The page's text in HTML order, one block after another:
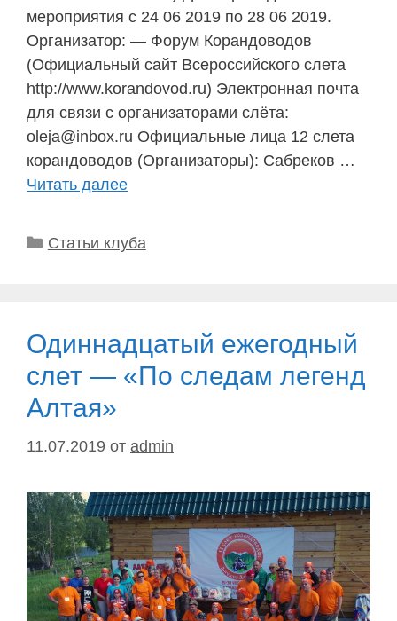
мероприятия с 24 06 2019 по 28 06 2019.
Организатор: — Форум Корандоводов
(Официальный сайт Всероссийского слета
http://www.korandovod.ru) Электронная почта
для связи с организаторами слёта:
oleja@inbox.ru Официальные лица 12 слета
корандоводов (Организаторы): Сабреков …
Читать далее
Рубрики
Статьи клуба
Одиннадцатый ежегодный
слет — «По следам легенд
Алтая»
11.07.2019 от admin